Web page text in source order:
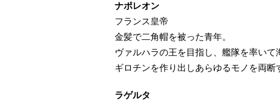
ナポレオン
フランス皇帝
金髪で二角帽を被った青年。
ヴァルハラの王を目指し、艦隊を率いて
ギロチンを作り出しあらゆるモノを両断
ラゲルタ